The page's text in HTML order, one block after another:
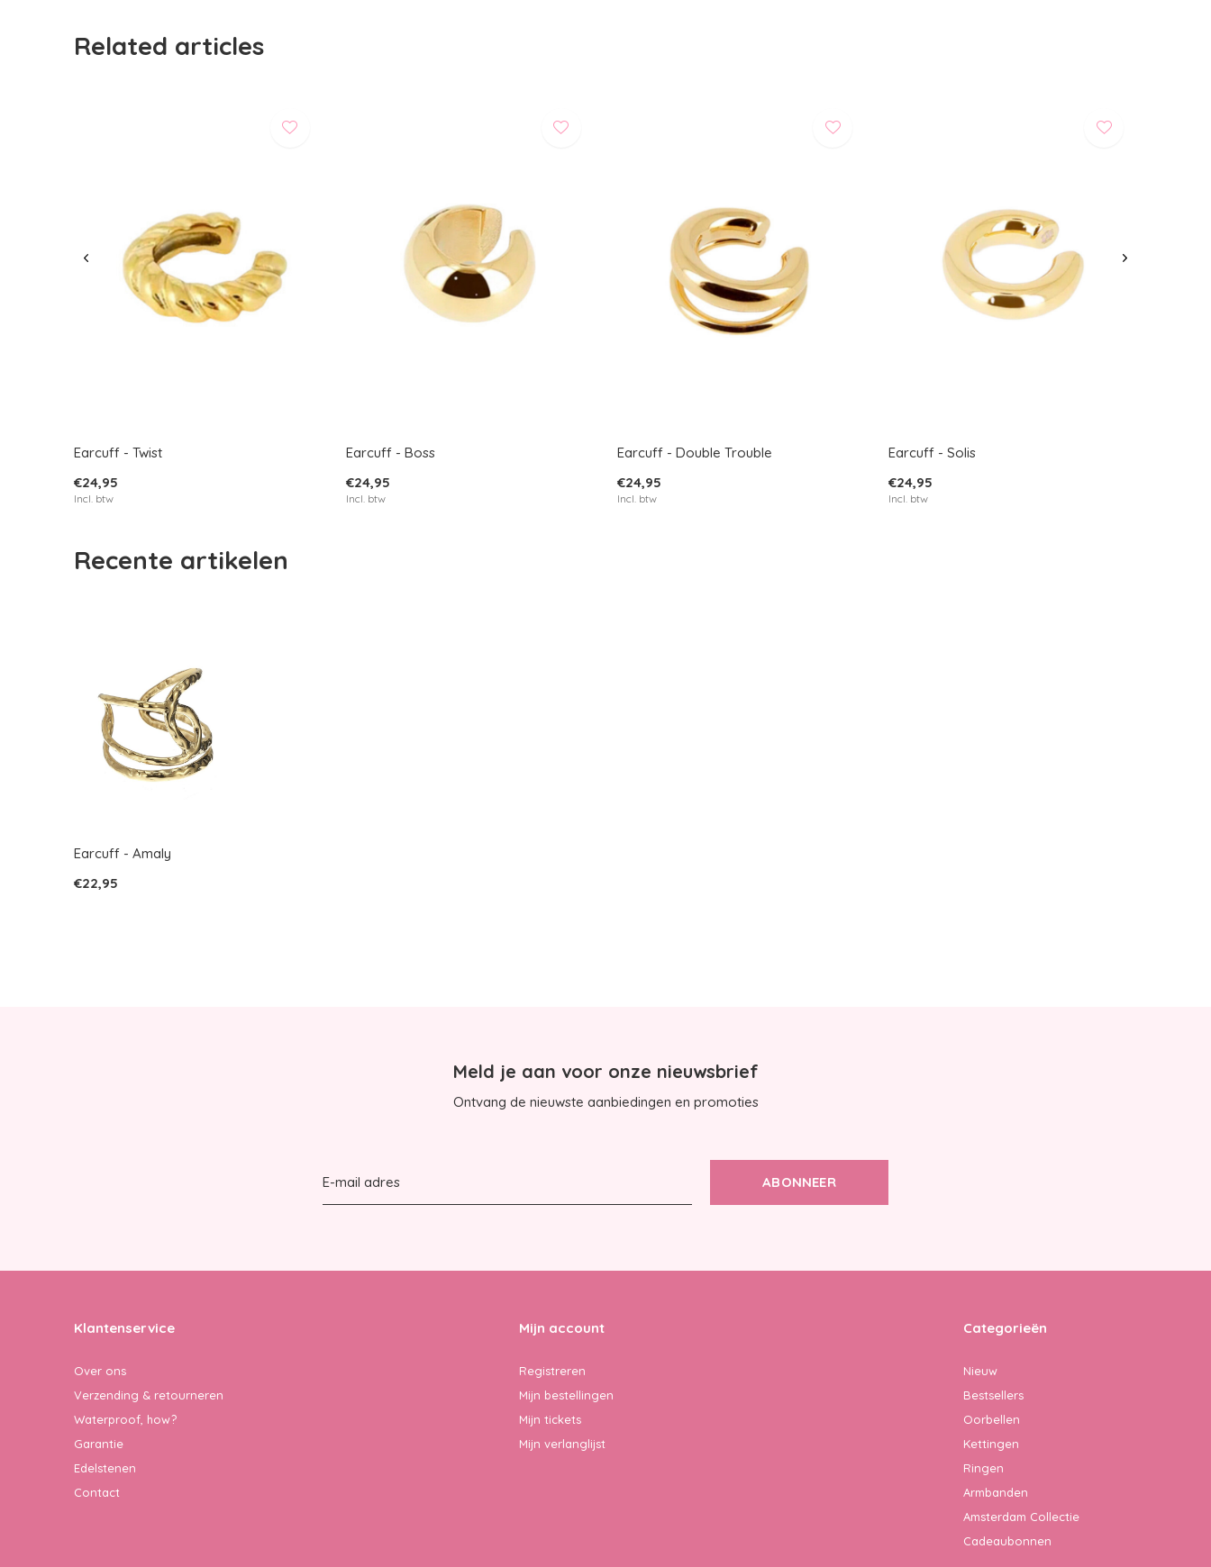
Related articles
Earcuff - Twist
€24,95
Incl. btw
Earcuff - Boss
€24,95
Incl. btw
Earcuff - Double Trouble
€24,95
Incl. btw
Earcuff - Solis
€24,95
Incl. btw
Recente artikelen
Earcuff - Amaly
€22,95
Meld je aan voor onze nieuwsbrief
Ontvang de nieuwste aanbiedingen en promoties
ABONNEER
Klantenservice
Over ons
Verzending & retourneren
Waterproof, how?
Garantie
Edelstenen
Contact
Mijn account
Registreren
Mijn bestellingen
Mijn tickets
Mijn verlanglijst
Categorieën
Nieuw
Bestsellers
Oorbellen
Kettingen
Ringen
Armbanden
Amsterdam Collectie
Cadeaubonnen